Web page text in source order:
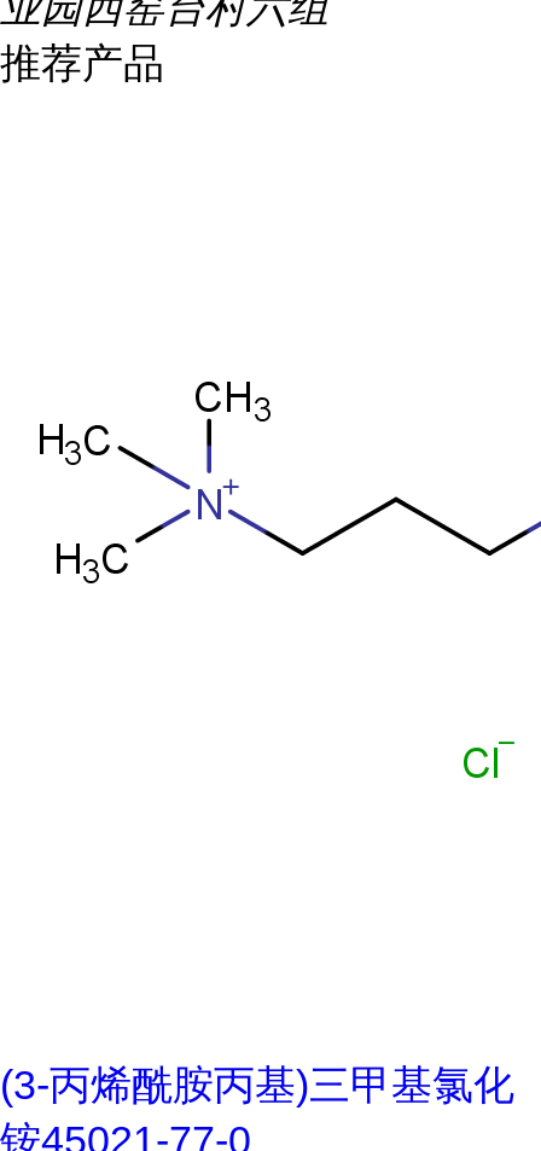
推荐产品
(3-丙烯酰胺丙基)三甲基氯化
铵45021-77-0